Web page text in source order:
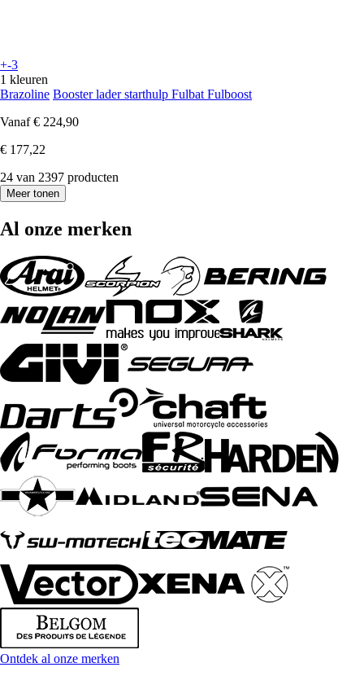
+-3
1 kleuren
Brazoline Booster lader starthulp Fulbat Fulboost
Vanaf € 224,90
€ 177,22
24 van 2397 producten
Meer tonen
Al onze merken
Ontdek al onze merken